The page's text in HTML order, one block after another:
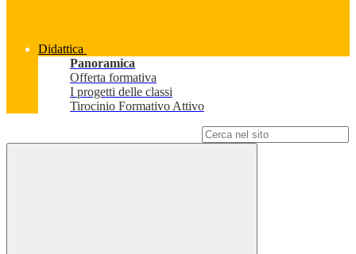
Didattica
Panoramica
Offerta formativa
I progetti delle classi
Tirocinio Formativo Attivo